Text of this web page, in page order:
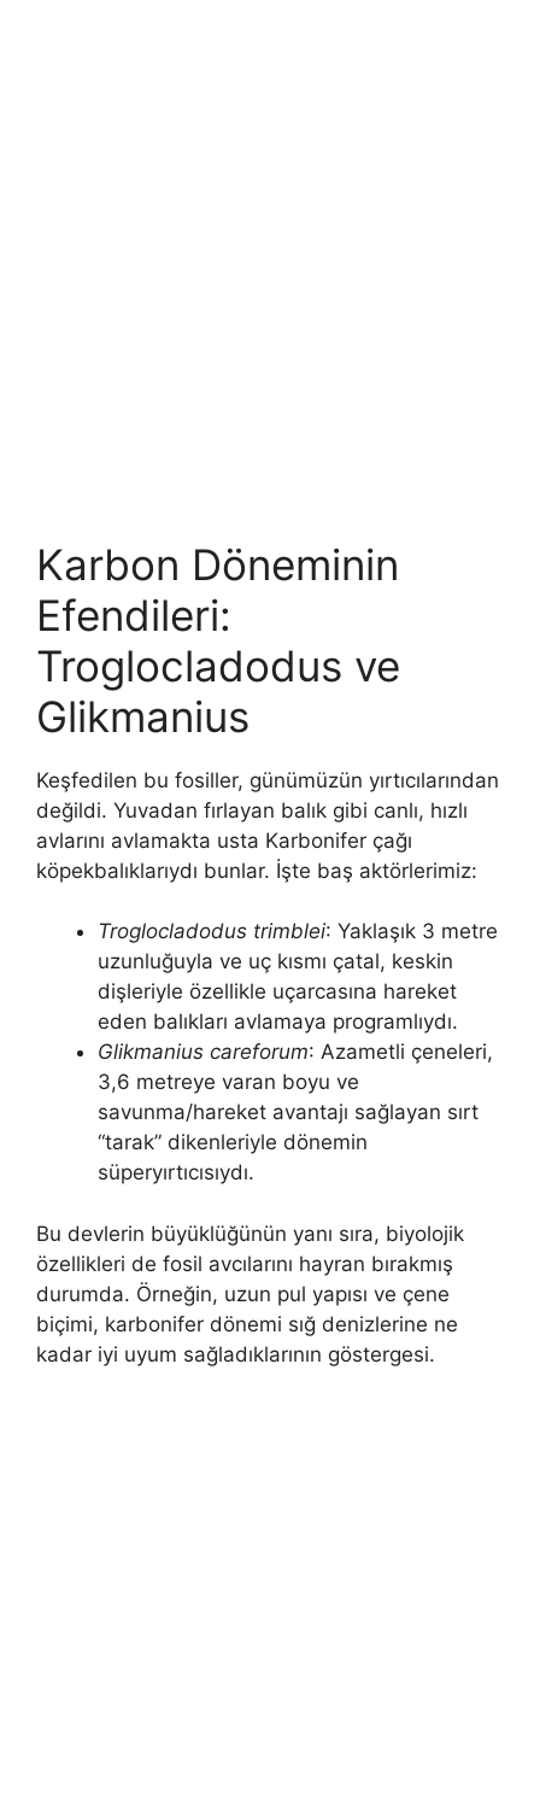
Karbon Döneminin
Efendileri:
Troglocladodus ve
Glikmanius
Keşfedilen bu fosiller, günümüzün yırtıcılarından
değildi. Yuvadan fırlayan balık gibi canlı, hızlı
avlarını avlamakta usta Karbonifer çağı
köpekbalıklarıydı bunlar. İşte baş aktörlerimiz:
Troglocladodus trimblei: Yaklaşık 3 metre
uzunluğuyla ve uç kısmı çatal, keskin
dişleriyle özellikle uçarcasına hareket
eden balıkları avlamaya programlıydı.
Glikmanius careforum: Azametli çeneleri,
3,6 metreye varan boyu ve
savunma/hareket avantajı sağlayan sırt
“tarak” dikenleriyle dönemin
süperyırtıcısıydı.
Bu devlerin büyüklüğünün yanı sıra, biyolojik
özellikleri de fosil avcılarını hayran bırakmış
durumda. Örneğin, uzun pul yapısı ve çene
biçimi, karbonifer dönemi sığ denizlerine ne
kadar iyi uyum sağladıklarının göstergesi.